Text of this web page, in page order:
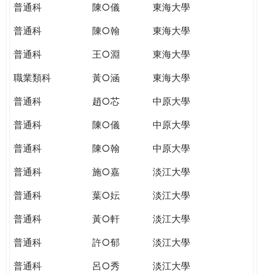
普通科
陳○儀
東海大學
普通科
陳○翰
東海大學
普通科
王○淵
東海大學
職業類科
黃○涵
東海大學
普通科
趙○芯
中原大學
普通科
陳○儀
中原大學
普通科
陳○翰
中原大學
普通科
施○嘉
淡江大學
普通科
葉○妘
淡江大學
普通科
黃○軒
淡江大學
普通科
許○郁
淡江大學
普通科
呂○秀
淡江大學